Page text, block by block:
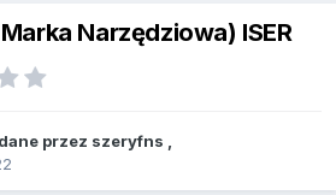
Narzędziowa) ISER
przez szeryfns